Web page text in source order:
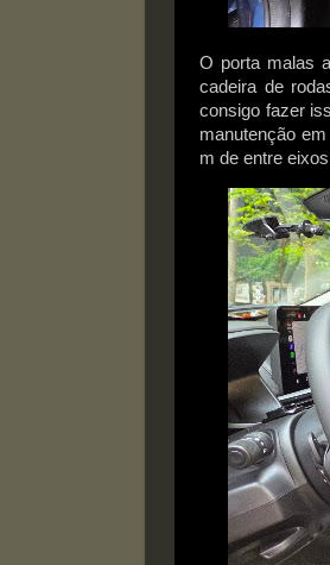
O porta malas
cadeira de
consigo fazer
manutenção
m de entre